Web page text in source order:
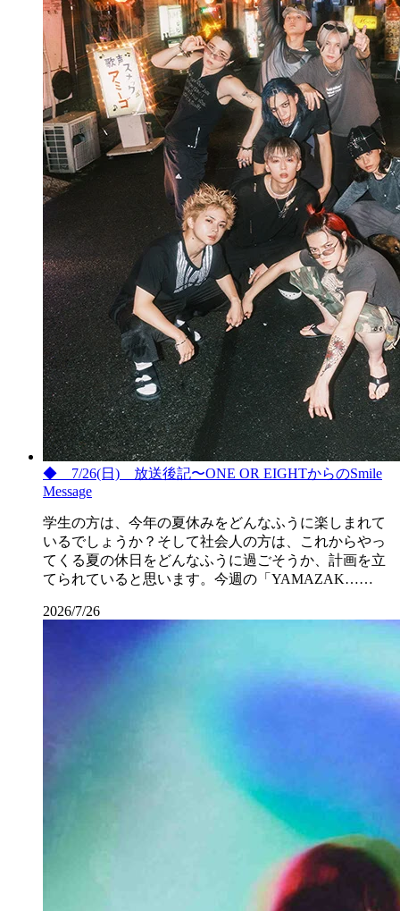
◆ 7/26(日) 放送後記〜ONE OR EIGHTからのSmile
Message
学生の方は、今年の夏休みをどんなふうに楽しまれて
いるでしょうか？そして社会人の方は、これからやっ
てくる夏の休日をどんなふうに過ごそうか、計画を立
てられていると思います。今週の「YAMAZAK……
2026/7/26